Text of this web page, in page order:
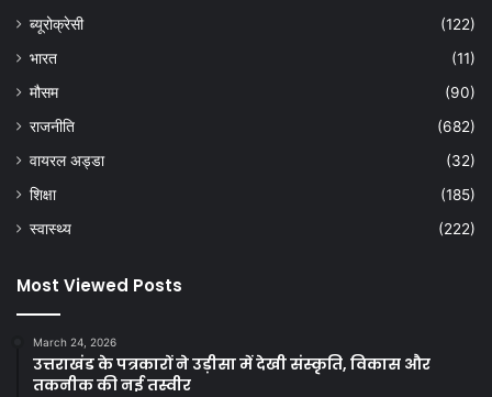
ब्यूरोक्रेसी
(122)
भारत
(11)
मौसम
(90)
राजनीति
(682)
वायरल अड्डा
(32)
शिक्षा
(185)
स्वास्थ्य
(222)
Most Viewed Posts
March 24, 2026
उत्तराखंड के पत्रकारों ने उड़ीसा में देखी संस्कृति, विकास और
तकनीक की नई तस्वीर